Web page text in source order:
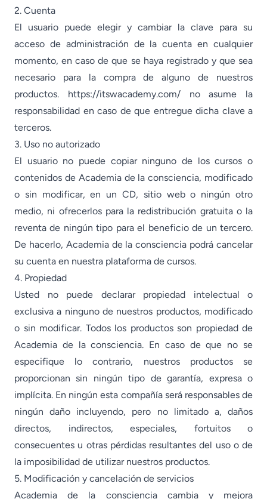
2. Cuenta
El usuario puede elegir y cambiar la clave para su
acceso de administración de la cuenta en cualquier
momento, en caso de que se haya registrado y que sea
necesario para la compra de alguno de nuestros
productos. https://itswacademy.com/ no asume la
responsabilidad en caso de que entregue dicha clave a
terceros.
3. Uso no autorizado
El usuario no puede copiar ninguno de los cursos o
contenidos de Academia de la consciencia, modificado
o sin modificar, en un CD, sitio web o ningún otro
medio, ni ofrecerlos para la redistribución gratuita o la
reventa de ningún tipo para el beneficio de un tercero.
De hacerlo, Academia de la consciencia podrá cancelar
su cuenta en nuestra plataforma de cursos.
4. Propiedad
Usted no puede declarar propiedad intelectual o
exclusiva a ninguno de nuestros productos, modificado
o sin modificar. Todos los productos son propiedad de
Academia de la consciencia. En caso de que no se
especifique lo contrario, nuestros productos se
proporcionan sin ningún tipo de garantía, expresa o
implícita. En ningún esta compañía será responsables de
ningún daño incluyendo, pero no limitado a, daños
directos, indirectos, especiales, fortuitos o
consecuentes u otras pérdidas resultantes del uso o de
la imposibilidad de utilizar nuestros productos.
5. Modificación y cancelación de servicios
Academia de la consciencia cambia y mejora